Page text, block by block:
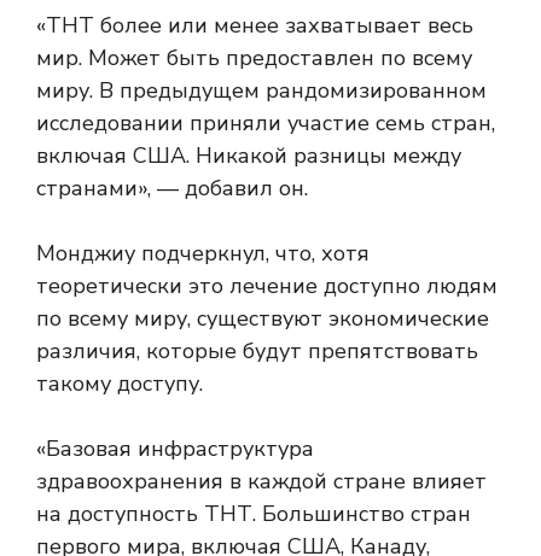
«ТНТ более или менее захватывает весь
мир. Может быть предоставлен по всему
миру. В предыдущем рандомизированном
исследовании приняли участие семь стран,
включая США. Никакой разницы между
странами», — добавил он.
Монджиу подчеркнул, что, хотя
теоретически это лечение доступно людям
по всему миру, существуют экономические
различия, которые будут препятствовать
такому доступу.
«Базовая инфраструктура
здравоохранения в каждой стране влияет
на доступность ТНТ. Большинство стран
первого мира, включая США, Канаду,